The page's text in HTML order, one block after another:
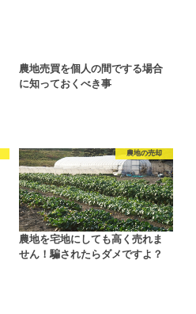
農地売買を個人の間でする場合
に知っておくべき事
農地の売却
農地を宅地にしても高く売れま
せん！騙されたらダメですよ？